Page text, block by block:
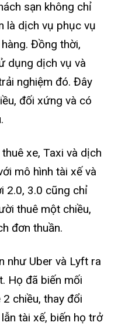
sạn không chỉ
là dịch vụ phục vụ
Đồng thời,
dụng dịch vụ và
nghiệm đó. Đây
đối xứng và có
xe, Taxi và dịch
mô hình tài xế và
2.0, 3.0 cũng chỉ
thuê một chiều,
đơn thuần.
như Uber và Lyft ra
Họ đã biến mối
2 chiều, thay đổi
tài xế, biến họ trở